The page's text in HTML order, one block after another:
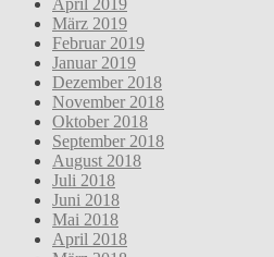
März 2019
Februar 2019
Januar 2019
Dezember 2018
November 2018
Oktober 2018
September 2018
August 2018
Juli 2018
Juni 2018
Mai 2018
April 2018